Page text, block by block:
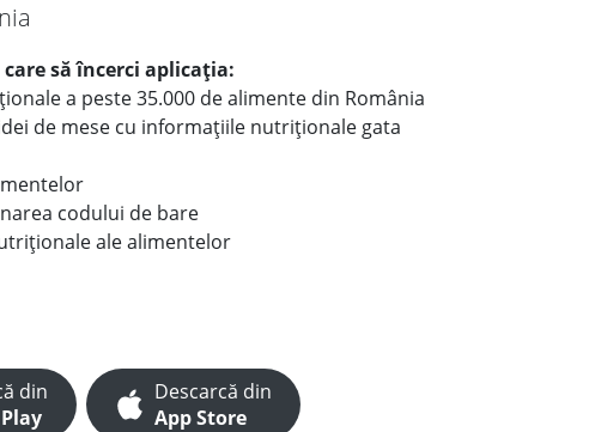
să încerci aplicația:
a peste 35.000 de alimente din România
de mese cu informațiile nutriționale gata
codului de bare
ale alimentelor
din
Descarcă din
App Store